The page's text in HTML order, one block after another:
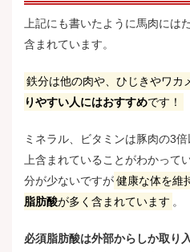
上記にも書いたように馬肉には
含まれています。
鉄分は他の肉や、ひじきやワカ
りやすい人にはおすすめです！
ミネラル、ビタミンは豚肉の3
上含まれていることがわかって
分が少ないですが健康な体を維
脂肪酸が多く含まれています 。
必須脂肪酸は外部からしか取り